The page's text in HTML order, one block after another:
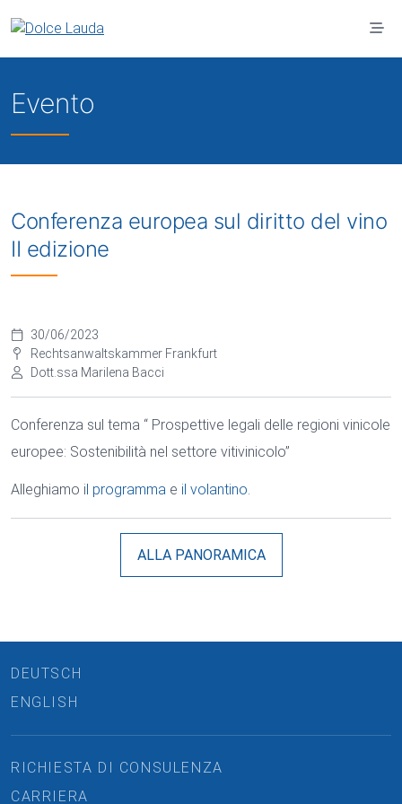
Evento
Conferenza europea sul diritto del vino
II edizione
30/06/2023
Rechtsanwaltskammer Frankfurt
Dott.ssa Marilena Bacci
Conferenza sul tema “ Prospettive legali delle regioni vinicole
europee: Sostenibilità nel settore vitivinicolo”
Alleghiamo i l programma e il volantino.
ALLA PANORAMICA
DEUTSCH
ENGLISH
RICHIESTA DI CONSULENZA
CARRIERA